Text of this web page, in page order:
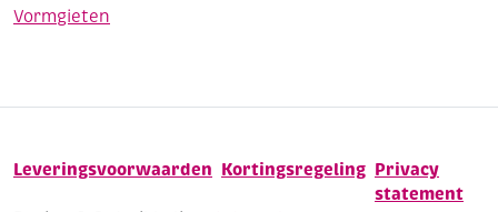
Vormgieten
Leveringsvoorwaarden Kortingsregeling Privacy
statement